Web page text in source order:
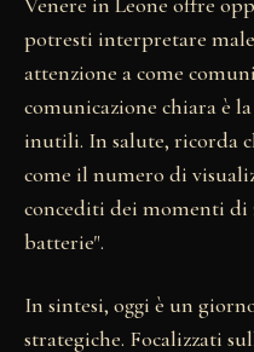
potresti interpretare
attenzione a come
comunicazione chiara è
inutili. In salute, ricorda
come il numero di
concediti dei momenti di
batterie".
In sintesi, oggi è un
strategiche. Focalizzati